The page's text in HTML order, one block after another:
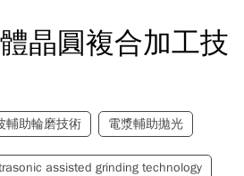
晶圓複合加工技
輔助輪磨技術 電漿輔助拋光
assisted grinding technology